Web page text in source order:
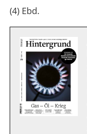
(4) Ebd.